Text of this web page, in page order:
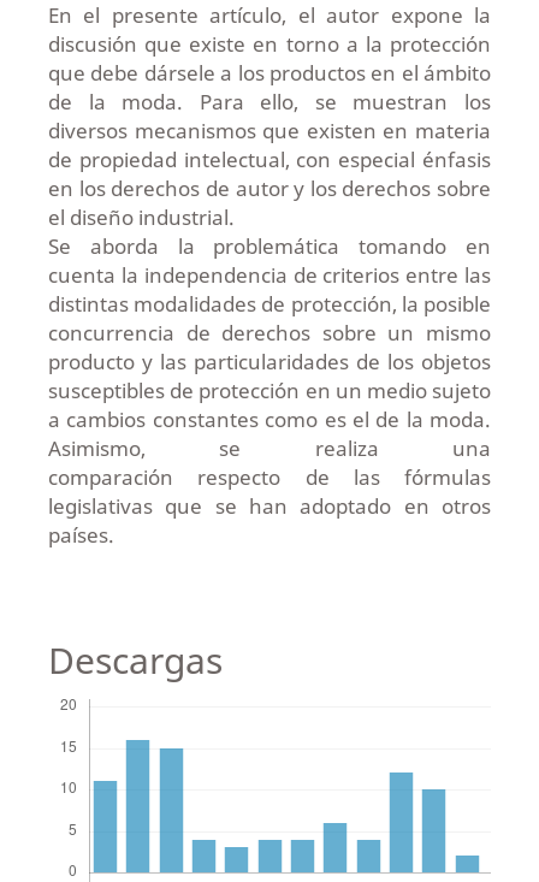
En el presente artículo, el autor expone la
discusión que existe en torno a la protección
que debe dársele a los productos en el ámbito
de la moda. Para ello, se muestran los
diversos mecanismos que existen en materia
de propiedad intelectual, con especial énfasis
en los derechos de autor y los derechos sobre
el diseño industrial.
Se aborda la problemática tomando en
cuenta la independencia de criterios entre las
distintas modalidades de protección, la posible
concurrencia de derechos sobre un mismo
producto y las particularidades de los objetos
susceptibles de protección en un medio sujeto
a cambios constantes como es el de la moda.
Asimismo, se realiza una
comparación respecto de las fórmulas
legislativas que se han adoptado en otros
países.
Descargas